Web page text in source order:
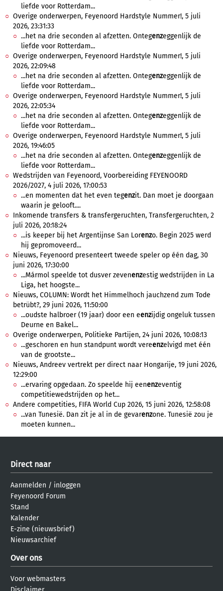
liefde voor Rotterdam...
Overige onderwerpen, Feyenoord Hardstyle Nummer!, 5 juli
2026, 23:31:33
...het na drie seconden al afzetten. Ontegenzeggenlijk de
liefde voor Rotterdam...
Overige onderwerpen, Feyenoord Hardstyle Nummer!, 5 juli
2026, 22:09:48
...het na drie seconden al afzetten. Ontegenzeggenlijk de
liefde voor Rotterdam...
Overige onderwerpen, Feyenoord Hardstyle Nummer!, 5 juli
2026, 22:05:34
...het na drie seconden al afzetten. Ontegenzeggenlijk de
liefde voor Rotterdam...
Overige onderwerpen, Feyenoord Hardstyle Nummer!, 5 juli
2026, 19:46:05
...het na drie seconden al afzetten. Ontegenzeggenlijk de
liefde voor Rotterdam...
Wedstrijden van Feyenoord, Voorbereiding FEYENOORD
2026/2027, 4 juli 2026, 17:00:53
...en momenten dat het even tegenzit. Dan moet je doorgaan
waarin je gelooft....
Inkomende transfers & transfergeruchten, Transfergeruchten, 2
juli 2026, 20:18:24
...is keeper bij het Argentijnse San Lorenzo. Begin 2025 werd
hij gepromoveerd...
Nieuws, Feyenoord presenteert tweede speler op één dag, 30
juni 2026, 17:30:00
...Mármol speelde tot dusver zevenenzestig wedstrijden in La
Liga, het hoogste...
Nieuws, COLUMN: Wordt het Himmelhoch jauchzend zum Tode
betrübt?, 29 juni 2026, 11:50:00
...oudste halbroer (19 jaar) door een eenzijdig ongeluk tussen
Deurne en Bakel...
Overige onderwerpen, Politieke Partijen, 24 juni 2026, 10:08:13
...geschoren en hun standpunt wordt vereenzelvigd met één
van de grootste...
Nieuws, Andreev vertrekt per direct naar Hongarije, 19 juni 2026,
12:29:00
...ervaring opgedaan. Zo speelde hij eenenzeventig
competitiewedstrijden op het...
Andere competities, FIFA World Cup 2026, 15 juni 2026, 12:58:08
...van Tunesië. Dan zit je al in de gevarenzone. Tunesië zou je
moeten kunnen...
Direct naar
Aanmelden / inloggen
Feyenoord Forum
Stand
Kalender
E-zine (nieuwsbrief)
Nieuwsarchief
Over ons
Voor webmasters